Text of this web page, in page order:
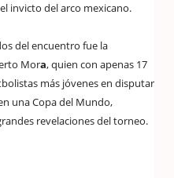
invicto del arco mexicano.
del encuentro fue la
Mora, quien con apenas 17
más jóvenes en disputar
una Copa del Mundo,
revelaciones del torneo.